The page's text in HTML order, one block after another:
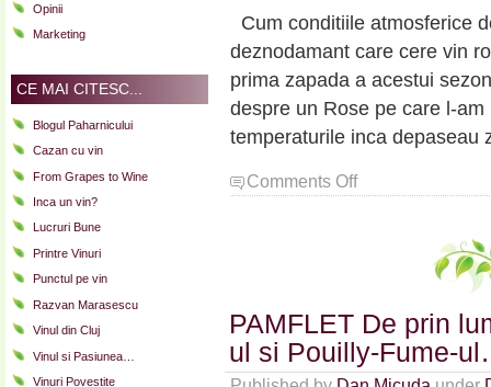
Opinii
Marketing
CE MAI CITESC...
Blogul Paharnicului
Cazan cu vin
From Grapes to Wine
Inca un vin?
Lucruri Bune
Printre Vinuri
Punctul pe vin
Razvan Marasescu
Vinul din Cluj
Vinul si Pasiunea…
Vinuri Povestite
Cum conditiile atmosferice
deznodamant care cere vin
prima zapada a acestui
despre un Rose pe care l-
temperaturile inca
Comments Offon
Rose-
Vinju
Mare
Vinul
PAMFLET De prin
ul si Pouilly-Fume-